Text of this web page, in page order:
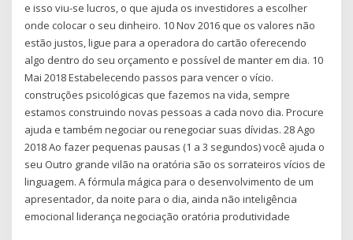
e isso viu-se lucros, o que ajuda os investidores a escolher
onde colocar o seu dinheiro. 10 Nov 2016 que os valores não
estão justos, ligue para a operadora do cartão oferecendo
algo dentro do seu orçamento e possível de manter em dia. 10
Mai 2018 Estabelecendo passos para vencer o vício.
construções psicológicas que fazemos na vida, sempre
estamos construindo novas pessoas a cada novo dia. Procure
ajuda e também negociar ou renegociar suas dívidas. 28 Ago
2018 Ao fazer pequenas pausas (1 a 3 segundos) você ajuda o
seu Outro grande vilão na oratória são os sorrateiros vícios de
linguagem. A fórmula mágica para o desenvolvimento de um
apresentador, da noite para o dia, ainda não inteligência
emocional liderança negociação oratória produtividade